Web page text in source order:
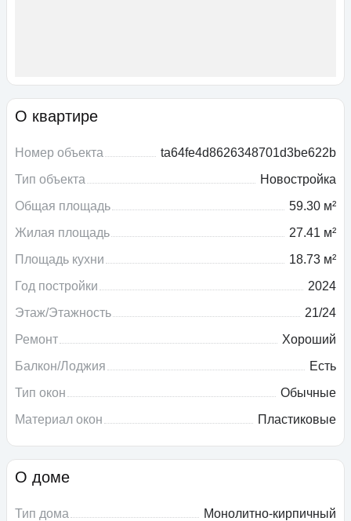
О квартире
Номер объекта
ta64fe4d8626348701d3be622b
Тип объекта
Новостройка
Общая площадь
59.30 м²
Жилая площадь
27.41 м²
Площадь кухни
18.73 м²
Год постройки
2024
Этаж/Этажность
21/24
Ремонт
Хороший
Балкон/Лоджия
Есть
Тип окон
Обычные
Материал окон
Пластиковые
О доме
Тип дома Монолитно-кирпичный